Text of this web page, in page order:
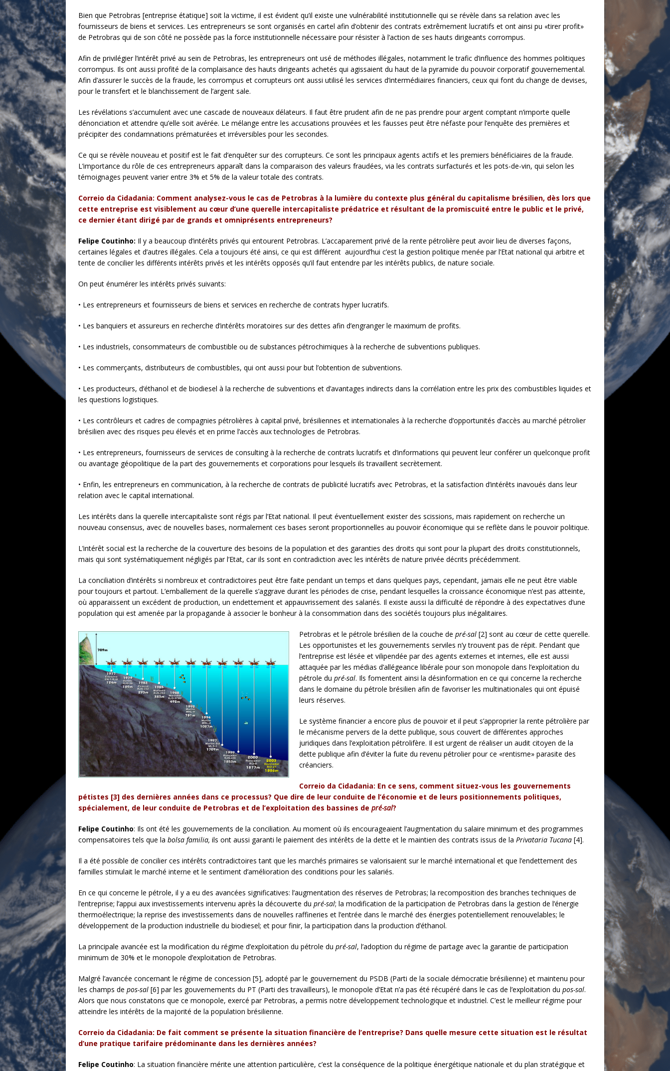
Bien que Petrobras [entreprise étatique] soit la victime, il est évident qu’il existe une vulnérabilité institutionnelle qui se révèle dans sa relation avec les
fournisseurs de biens et services. Les entrepreneurs se sont organisés en cartel afin d’obtenir des contrats extrêmement lucratifs et ont ainsi pu «tirer profit»
de Petrobras qui de son côté ne possède pas la force institutionnelle nécessaire pour résister à l’action de ses hauts dirigeants corrompus.
Afin de privilégier l’intérêt privé au sein de Petrobras, les entrepreneurs ont usé de méthodes illégales, notamment le trafic d’influence des hommes politiques
corrompus. Ils ont aussi profité de la complaisance des hauts dirigeants achetés qui agissaient du haut de la pyramide du pouvoir corporatif gouvernemental.
Afin d’assurer le succès de la fraude, les corrompus et corrupteurs ont aussi utilisé les services d’intermédiaires financiers, ceux qui font du change de devises,
pour le transfert et le blanchissement de l’argent sale.
Les révélations s’accumulent avec une cascade de nouveaux délateurs. Il faut être prudent afin de ne pas prendre pour argent comptant n’importe quelle
dénonciation et attendre qu’elle soit avérée. Le mélange entre les accusations prouvées et les fausses peut être néfaste pour l’enquête des premières et
précipiter des condamnations prématurées et irréversibles pour les secondes.
Ce qui se révèle nouveau et positif est le fait d’enquêter sur des corrupteurs. Ce sont les principaux agents actifs et les premiers bénéficiaires de la fraude.
L’importance du rôle de ces entrepreneurs apparaît dans la comparaison des valeurs fraudées, via les contrats surfacturés et les pots-de-vin, qui selon les
témoignages peuvent varier entre 3% et 5% de la valeur totale des contrats.
Correio da Cidadania: Comment analysez-vous le cas de Petrobras à la lumière du contexte plus général du capitalisme brésilien, dès lors que
cette entreprise est visiblement au cœur d’une querelle intercapitaliste prédatrice et résultant de la promiscuité entre le public et le privé,
ce dernier étant dirigé par de grands et omniprésents entrepreneurs?
Felipe Coutinho: Il y a beaucoup d’intérêts privés qui entourent Petrobras. L’accaparement privé de la rente pétrolière peut avoir lieu de diverses façons,
certaines légales et d’autres illégales. Cela a toujours été ainsi, ce qui est différent aujourd’hui c’est la gestion politique menée par l’Etat national qui arbitre et
tente de concilier les différents intérêts privés et les intérêts opposés qu’il faut entendre par les intérêts publics, de nature sociale.
On peut énumérer les intérêts privés suivants:
• Les entrepreneurs et fournisseurs de biens et services en recherche de contrats hyper lucratifs.
• Les banquiers et assureurs en recherche d’intérêts moratoires sur des dettes afin d’engranger le maximum de profits.
• Les industriels, consommateurs de combustible ou de substances pétrochimiques à la recherche de subventions publiques.
• Les commerçants, distributeurs de combustibles, qui ont aussi pour but l’obtention de subventions.
• Les producteurs, d’éthanol et de biodiesel à la recherche de subventions et d’avantages indirects dans la corrélation entre les prix des combustibles liquides et
les questions logistiques.
• Les contrôleurs et cadres de compagnies pétrolières à capital privé, brésiliennes et internationales à la recherche d’opportunités d’accès au marché pétrolier
brésilien avec des risques peu élevés et en prime l’accès aux technologies de Petrobras.
• Les entrepreneurs, fournisseurs de services de consulting à la recherche de contrats lucratifs et d’informations qui peuvent leur conférer un quelconque profit
ou avantage géopolitique de la part des gouvernements et corporations pour lesquels ils travaillent secrètement.
• Enfin, les entrepreneurs en communication, à la recherche de contrats de publicité lucratifs avec Petrobras, et la satisfaction d’intérêts inavoués dans leur
relation avec le capital international.
Les intérêts dans la querelle intercapitaliste sont régis par l’Etat national. Il peut éventuellement exister des scissions, mais rapidement on recherche un
nouveau consensus, avec de nouvelles bases, normalement ces bases seront proportionnelles au pouvoir économique qui se reflète dans le pouvoir politique.
L’intérêt social est la recherche de la couverture des besoins de la population et des garanties des droits qui sont pour la plupart des droits constitutionnels,
mais qui sont systématiquement négligés par l’Etat, car ils sont en contradiction avec les intérêts de nature privée décrits précédemment.
La conciliation d’intérêts si nombreux et contradictoires peut être faite pendant un temps et dans quelques pays, cependant, jamais elle ne peut être viable
pour toujours et partout. L’emballement de la querelle s’aggrave durant les périodes de crise, pendant lesquelles la croissance économique n’est pas atteinte,
où apparaissent un excédent de production, un endettement et appauvrissement des salariés. Il existe aussi la difficulté de répondre à des expectatives d’une
population qui est amenée par la propagande à associer le bonheur à la consommation dans des sociétés toujours plus inégalitaires.
Petrobras et le pétrole brésilien de la couche de pré-sal [2] sont au cœur de cette querelle.
Les opportunistes et les gouvernements serviles n’y trouvent pas de répit. Pendant que
l’entreprise est lésée et vilipendée par des agents externes et internes, elle est aussi
attaquée par les médias d’allégeance libérale pour son monopole dans l’exploitation du
pétrole du pré-sal. Ils fomentent ainsi la désinformation en ce qui concerne la recherche
dans le domaine du pétrole brésilien afin de favoriser les multinationales qui ont épuisé
leurs réserves.
Le système financier a encore plus de pouvoir et il peut s’approprier la rente pétrolière par
le mécanisme pervers de la dette publique, sous couvert de différentes approches
juridiques dans l’exploitation pétrolifère. Il est urgent de réaliser un audit citoyen de la
dette publique afin d’éviter la fuite du revenu pétrolier pour ce «rentisme» parasite des
créanciers.
Correio da Cidadania: En ce sens, comment situez-vous les gouvernements
pétistes [3] des dernières années dans ce processus? Que dire de leur conduite de l’économie et de leurs positionnements politiques,
spécialement, de leur conduite de Petrobras et de l’exploitation des bassines de pré-sal?
Felipe Coutinho: Ils ont été les gouvernements de la conciliation. Au moment où ils encourageaient l’augmentation du salaire minimum et des programmes
compensatoires tels que la bolsa familia, ils ont aussi garanti le paiement des intérêts de la dette et le maintien des contrats issus de la Privataria Tucana [4].
Il a été possible de concilier ces intérêts contradictoires tant que les marchés primaires se valorisaient sur le marché international et que l’endettement des
familles stimulait le marché interne et le sentiment d’amélioration des conditions pour les salariés.
En ce qui concerne le pétrole, il y a eu des avancées significatives: l’augmentation des réserves de Petrobras; la recomposition des branches techniques de
l’entreprise; l’appui aux investissements intervenu après la découverte du pré-sal; la modification de la participation de Petrobras dans la gestion de l’énergie
thermoélectrique; la reprise des investissements dans de nouvelles raffineries et l’entrée dans le marché des énergies potentiellement renouvelables; le
développement de la production industrielle du biodiesel; et pour finir, la participation dans la production d’éthanol.
La principale avancée est la modification du régime d’exploitation du pétrole du pré-sal, l’adoption du régime de partage avec la garantie de participation
minimum de 30% et le monopole d’exploitation de Petrobras.
Malgré l’avancée concernant le régime de concession [5], adopté par le gouvernement du PSDB (Parti de la sociale démocratie brésilienne) et maintenu pour
les champs de pos-sal [6] par les gouvernements du PT (Parti des travailleurs), le monopole d’Etat n’a pas été récupéré dans le cas de l’exploitation du pos-sal.
Alors que nous constatons que ce monopole, exercé par Petrobras, a permis notre développement technologique et industriel. C’est le meilleur régime pour
atteindre les intérêts de la majorité de la population brésilienne.
Correio da Cidadania: De fait comment se présente la situation financière de l’entreprise? Dans quelle mesure cette situation est le résultat
d’une pratique tarifaire prédominante dans les dernières années?
Felipe Coutinho: La situation financière mérite une attention particulière, c’est la conséquence de la politique énergétique nationale et du plan stratégique et